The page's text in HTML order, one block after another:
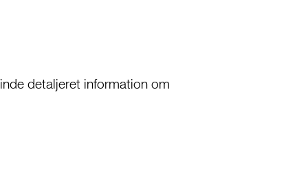
detaljeret information om